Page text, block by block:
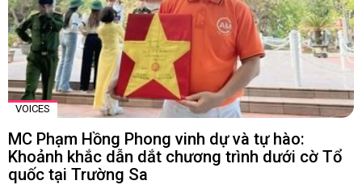
VOICES
MC Phạm Hồng Phong vinh dự và tự hào:
Khoảnh khắc dẫn dắt chương trình dưới cờ Tổ
quốc tại Trường Sa